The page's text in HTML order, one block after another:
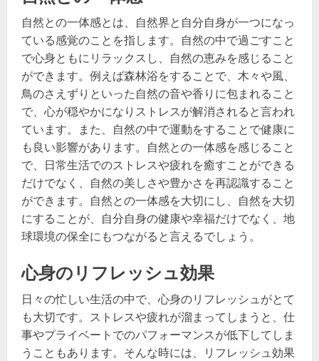
自然との一体感とは、自然界と自分自身が一つになっ
ている感覚のことを指します。自然の中で過ごすこと
で心身ともにリラックスし、自然の恵みを感じること
ができます。例えば森林浴をすることで、木々や風、
鳥のさえずりといった自然の音や香りに包まれること
で、心が穏やかになりストレスが解消されると言われ
ています。また、自然の中で運動をすることで健康に
も良い影響があります。自然との一体感を感じること
で、日常生活でのストレスや疲れを癒すことができる
だけでなく、自然の美しさや豊かさを再認識すること
ができます。自然との一体感を大切にし、自然を大切
にすることが、自分自身の健康や幸福だけでなく、地
球環境の保全にもつながると言えるでしょう。
心身のリフレッシュ効果
日々の忙しい生活の中で、心身のリフレッシュがとて
も大切です。ストレスや疲れが溜まってしまうと、仕
事やプライベートでのパフォーマンスが低下してしま
うこともあります。そんな時には、リフレッシュ効果